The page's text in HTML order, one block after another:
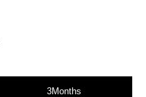
3Months